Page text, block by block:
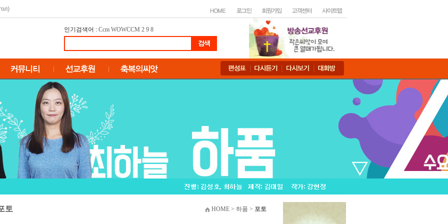
인기검색어 : Ccm WOWCCM 2 9 8
토 HOME > 하품 > 포토